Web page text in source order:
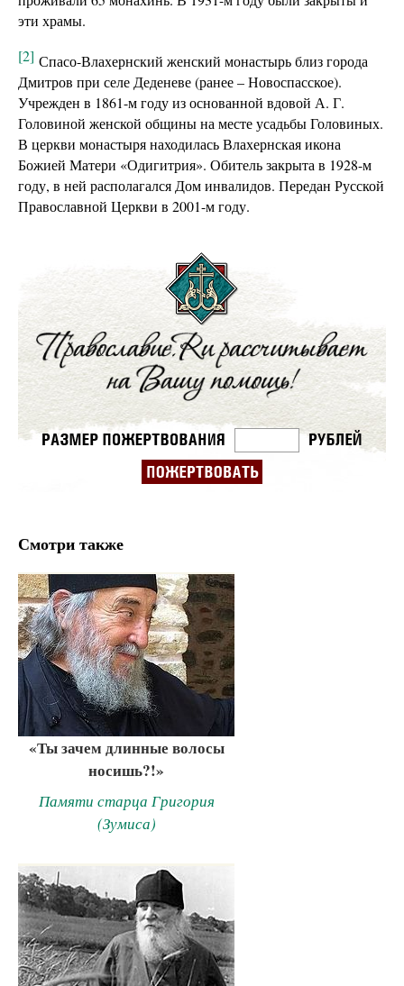
эти храмы.
[2] Спасо-Влахернский женский монастырь близ города
Дмитров при селе Деденеве (ранее – Новоспасское).
Учрежден в 1861-м году из основанной вдовой А. Г.
Головиной женской общины на месте усадьбы Головиных.
В церкви монастыря находилась Влахернская икона
Божией Матери «Одигитрия». Обитель закрыта в 1928-м
году, в ней располагался Дом инвалидов. Передан Русской
Православной Церкви в 2001-м году.
Смотри также
«Ты зачем длинные волосы
носишь?!»
Памяти старца Григория
(Зумиса)